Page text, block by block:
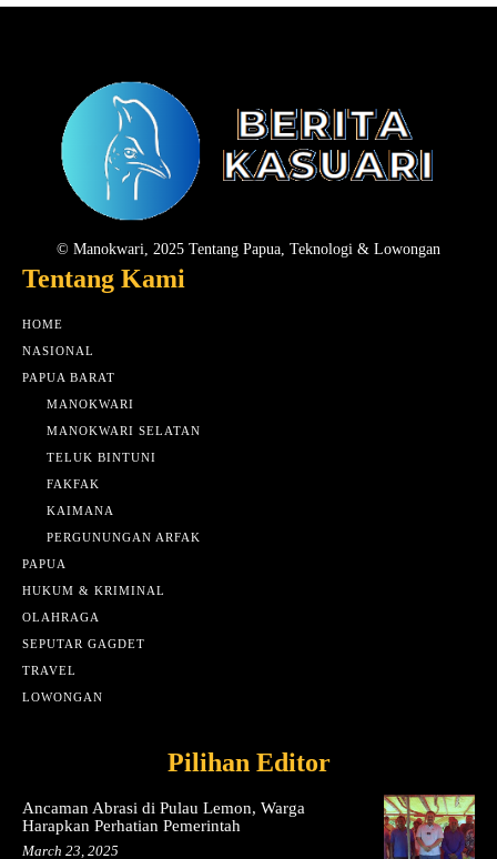
© Manokwari, 2025 Tentang Papua, Teknologi & Lowongan
Tentang Kami
HOME
NASIONAL
PAPUA BARAT
MANOKWARI
MANOKWARI SELATAN
TELUK BINTUNI
FAKFAK
KAIMANA
PERGUNUNGAN ARFAK
PAPUA
HUKUM & KRIMINAL
OLAHRAGA
SEPUTAR GAGDET
TRAVEL
LOWONGAN
Pilihan Editor
Ancaman Abrasi di Pulau Lemon, Warga
Harapkan Perhatian Pemerintah
March 23, 2025